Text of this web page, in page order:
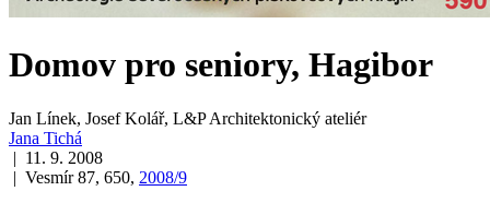
Domov pro seniory, Hagibor
Jan Línek, Josef Kolář, L&P Architektonický ateliér
Jana Tichá
| 11. 9. 2008
| Vesmír 87, 650, 2008/9